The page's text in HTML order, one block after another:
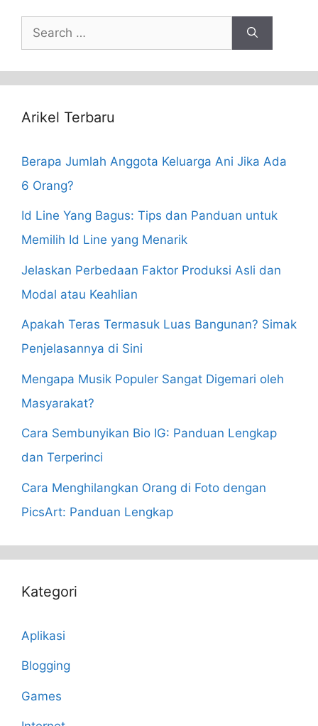
Search
for:
Arikel Terbaru
Berapa Jumlah Anggota Keluarga Ani Jika Ada
6 Orang?
Id Line Yang Bagus: Tips dan Panduan untuk
Memilih Id Line yang Menarik
Jelaskan Perbedaan Faktor Produksi Asli dan
Modal atau Keahlian
Apakah Teras Termasuk Luas Bangunan? Simak
Penjelasannya di Sini
Mengapa Musik Populer Sangat Digemari oleh
Masyarakat?
Cara Sembunyikan Bio IG: Panduan Lengkap
dan Terperinci
Cara Menghilangkan Orang di Foto dengan
PicsArt: Panduan Lengkap
Kategori
Aplikasi
Blogging
Games